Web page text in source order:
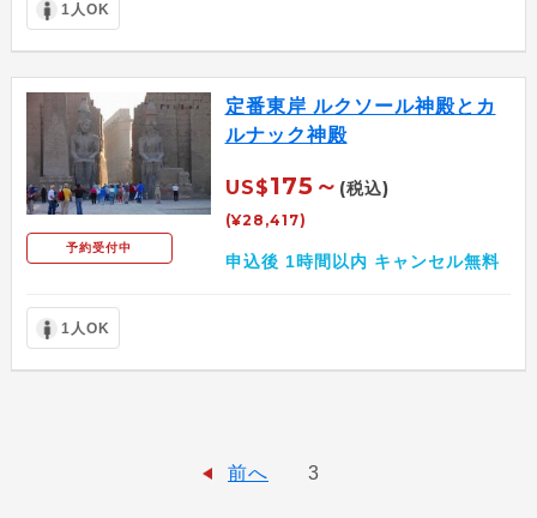
1人OK
予約受付中
定番東岸 ルクソール神殿とカ
ルナック神殿
US$175～ (税込)
(¥28,417)
申込後 1時間以内 キャンセル無料
1人OK
前へ 3